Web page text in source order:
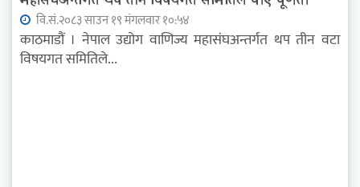
वि.सं.२०८३ साउन १९ मंगलवार १०:५४
काठमाडौं । नेपाल उद्योग वाणिज्य महासंघअन्तर्गत थप तीन वटा
विषयगत समितिले...